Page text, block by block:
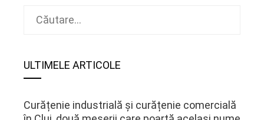
Caută
ULTIMELE ARTICOLE
Curățenie industrială și curățenie comercială